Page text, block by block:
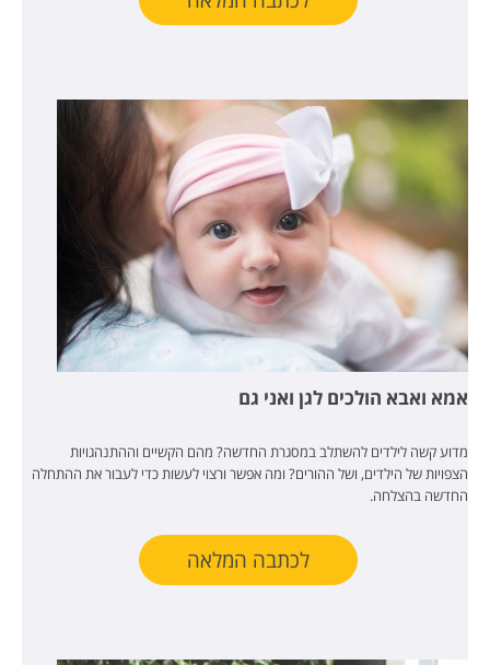
אמא ואבא הולכים לגן ואני גם
מדוע קשה לילדים להשתלב במסגרת החדשה? מהם הקשיים וההתנהגויות
הצפויות של הילדים, ושל ההורים? ומה אפשר ורצוי לעשות כדי לעבור את ההתחלה
החדשה בהצלחה.
לכתבה המלאה